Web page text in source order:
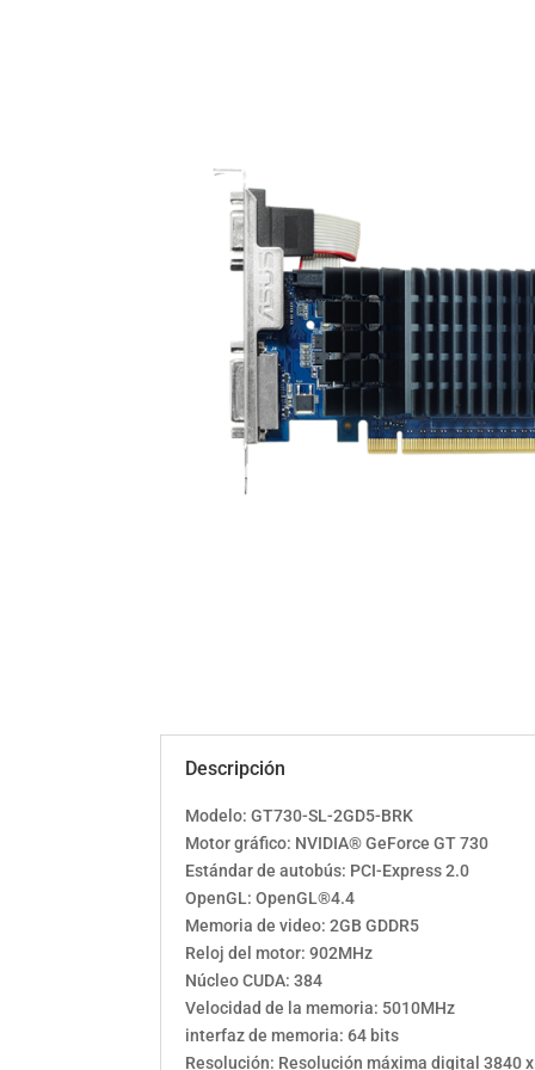
Descripción
Modelo: GT730-SL-2GD5-BRK
Motor gráfico: NVIDIA® GeForce GT 730
Estándar de autobús: PCI-Express 2.0
OpenGL: OpenGL®4.4
Memoria de video: 2GB GDDR5
Reloj del motor: 902MHz
Núcleo CUDA: 384
Velocidad de la memoria: 5010MHz
interfaz de memoria: 64 bits
Resolución: Resolución máxima digital 3840